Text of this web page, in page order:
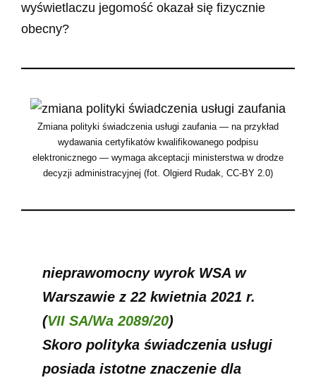
wyświetlaczu jegomość okazał się fizycznie
obecny?
Zmiana polityki świadczenia usługi zaufania — na przykład
wydawania certyfikatów kwalifikowanego podpisu
elektronicznego — wymaga akceptacji ministerstwa w drodze
decyzji administracyjnej (fot. Olgierd Rudak, CC-BY 2.0)
nieprawomocny wyrok WSA w
Warszawie z 22 kwietnia 2021 r.
(VII SA/Wa 2089/20)
Skoro polityka świadczenia usługi
posiada istotne znaczenie dla